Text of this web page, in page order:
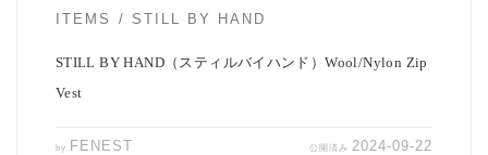
ITEMS STILL BY HAND
STILL BY HAND（スティルバイハンド）Wool/Nylon Zip
Vest
by FENEST 公開済み 2024-09-22